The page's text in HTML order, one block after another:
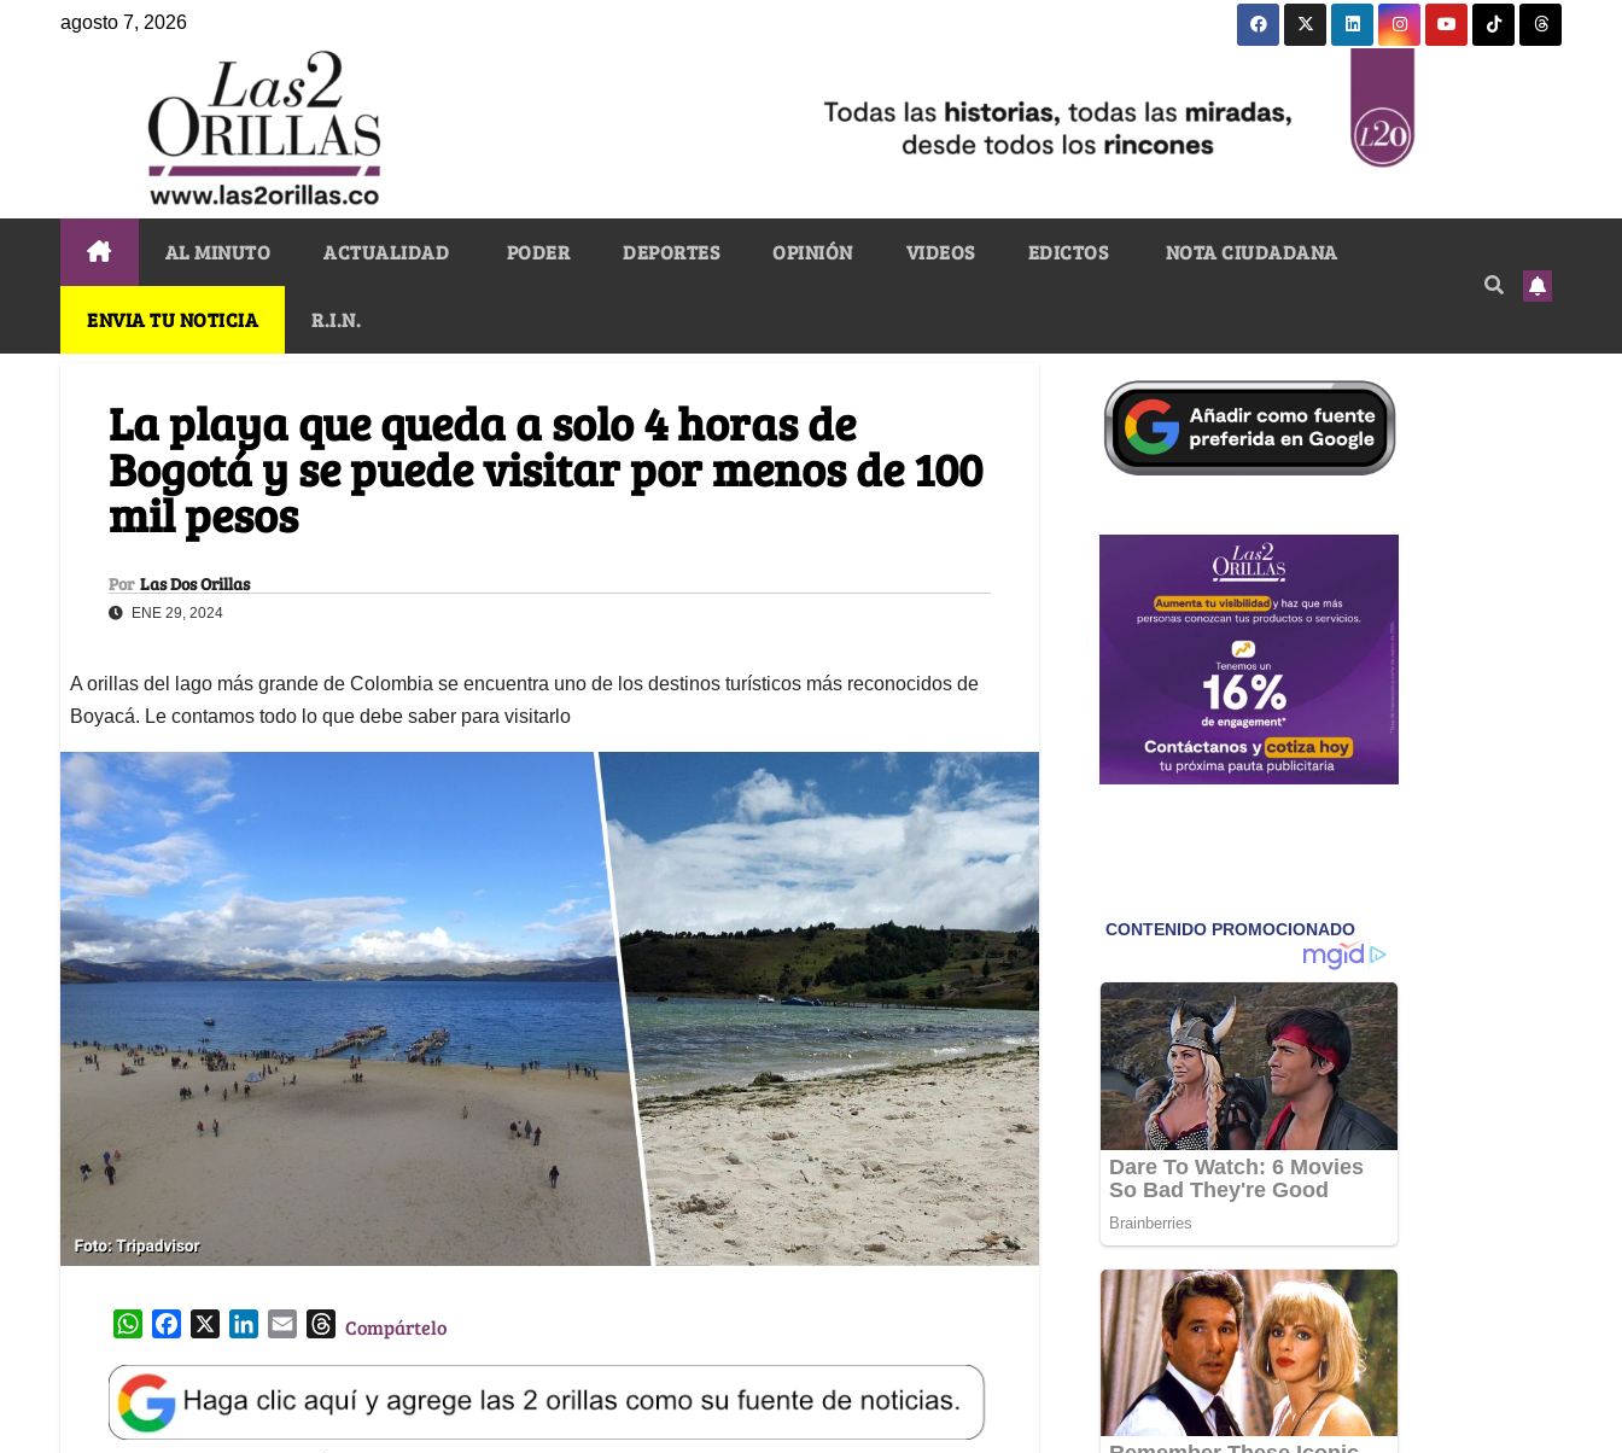
agosto 7, 2026
AL MINUTO ACTUALIDAD PODER DEPORTES OPINIÓN VIDEOS EDICTOS NOTA CIUDADANA
ENVIA TU NOTICIA R.I.N.
La playa que queda a solo 4 horas de
Bogotá y se puede visitar por menos de 100
mil pesos
Por Las Dos Orillas
ENE 29, 2024
A orillas del lago más grande de Colombia se encuentra uno de los destinos turísticos más reconocidos de
Boyacá. Le contamos todo lo que debe saber para visitarlo
W
a
t
s
e
b
k
e
l
T
e
a
Compártelo